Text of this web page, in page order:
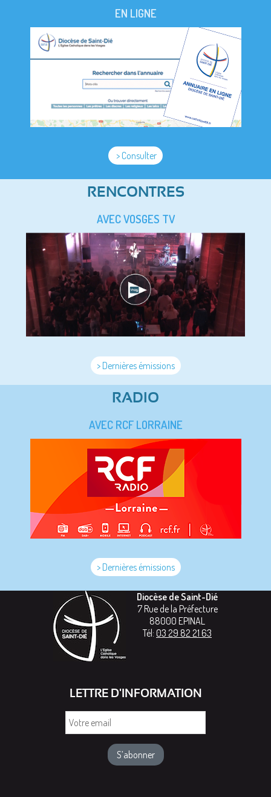
EN LIGNE
> Consulter
RENCONTRES
AVEC VOSGES TV
> Dernières émissions
RADIO
AVEC RCF LORRAINE
> Dernières émissions
Diocèse de Saint-Dié
7 Rue de la Préfecture
88000 EPINAL
Tél: 03 29 82 21 63
LETTRE D'INFORMATION